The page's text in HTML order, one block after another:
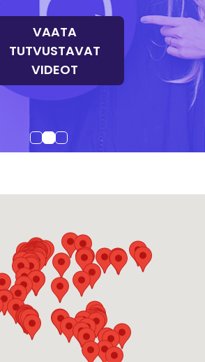
VAATA
TUTVUSTAVAT
VIDEOT